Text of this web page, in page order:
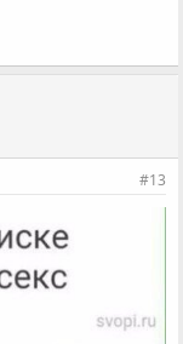
#13